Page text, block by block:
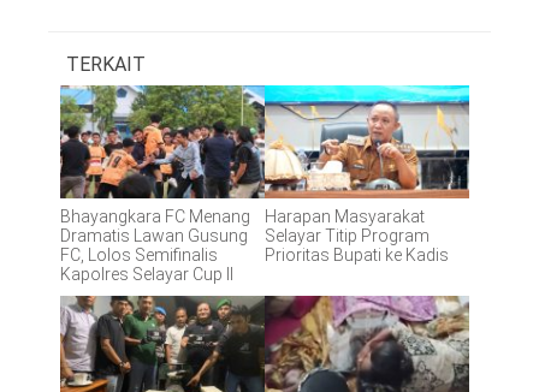
TERKAIT
Bhayangkara FC Menang
Dramatis Lawan Gusung
FC, Lolos Semifinalis
Kapolres Selayar Cup II
Harapan Masyarakat
Selayar Titip Program
Prioritas Bupati ke Kadis